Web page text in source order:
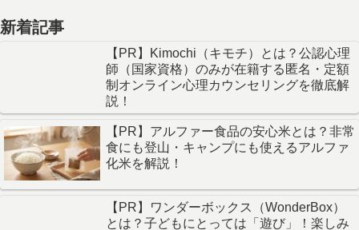
新着記事
【PR】Kimochi（キモチ）とは？公認心理
師（国家資格）のみが在籍する匿名・定額
制オンライン心理カウンセリングを徹底解
説！
【PR】アルファー食品の安心米とは？非常
食にも登山・キャンプにも使えるアルファ
化米を解説！
【PR】ワンダーボックス（WonderBox）
とは？子どもにとっては「遊び」！楽しみ